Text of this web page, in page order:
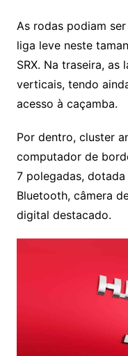
As rodas podiam
liga leve neste
SRX. Na traseira, as
verticais, tendo
acesso à caçamba.
Por dentro, cluster
computador de
7 polegadas, dotada
Bluetooth, câmera
digital destacado.